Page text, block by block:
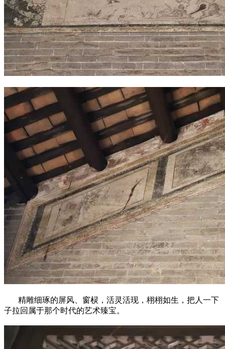
精雕细琢的屏风、窗棂，活灵活现，栩栩如生，把人一下
子拉回属于那个时代的艺术臻宝。